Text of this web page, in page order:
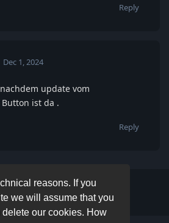
reasons. If you
we will assume that you
our cookies. How
Reply
Dec 1, 2024
update vom
ist da .
Reply